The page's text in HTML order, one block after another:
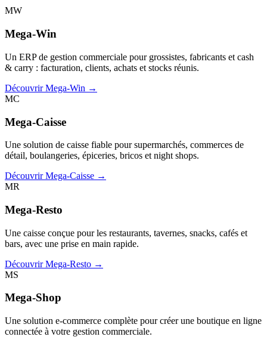
MW
Mega-Win
Un ERP de gestion commerciale pour grossistes, fabricants et cash
& carry : facturation, clients, achats et stocks réunis.
Découvrir Mega-Win →
MC
Mega-Caisse
Une solution de caisse fiable pour supermarchés, commerces de
détail, boulangeries, épiceries, bricos et night shops.
Découvrir Mega-Caisse →
MR
Mega-Resto
Une caisse conçue pour les restaurants, tavernes, snacks, cafés et
bars, avec une prise en main rapide.
Découvrir Mega-Resto →
MS
Mega-Shop
Une solution e-commerce complète pour créer une boutique en ligne
connectée à votre gestion commerciale.